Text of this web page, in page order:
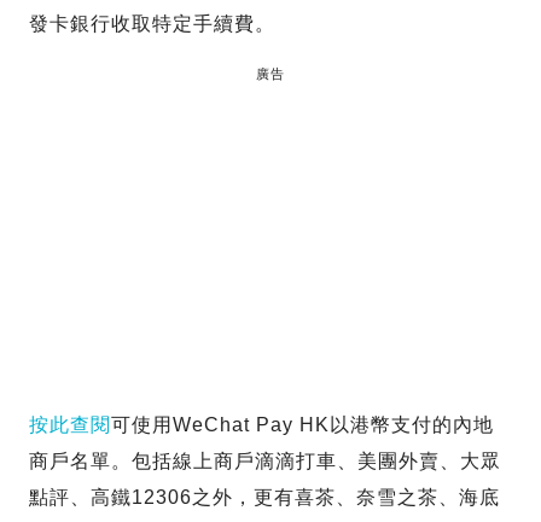
發卡銀行收取特定手續費。
廣告
按此查閱 可使用WeChat Pay HK以港幣支付的內地
商戶名單。包括線上商戶滴滴打車、美團外賣、大眾
點評、高鐵12306之外，更有喜茶、奈雪之茶、海底